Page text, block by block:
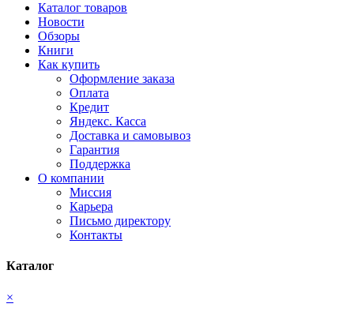
Каталог товаров
Новости
Обзоры
Книги
Как купить
Оформление заказа
Оплата
Кредит
Яндекс. Касса
Доставка и самовывоз
Гарантия
Поддержка
О компании
Миссия
Карьера
Письмо директору
Контакты
Каталог
×